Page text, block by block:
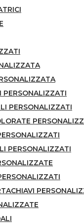
PERSONALIZZATI
PERSONALIZZATI
PERSONALIZZATI